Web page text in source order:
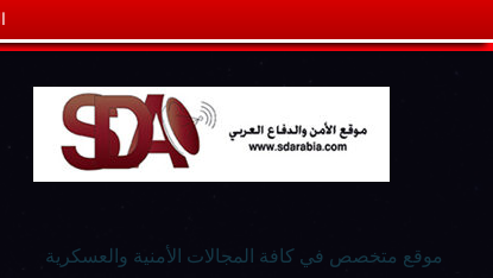
موقع متخصص في كافة المجالات الأمنية والعسكرية